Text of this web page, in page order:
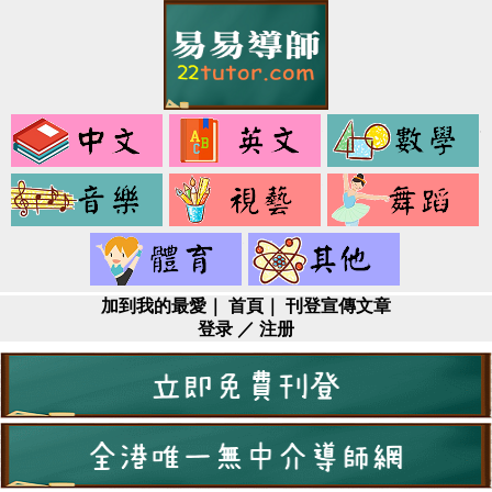
中
文
音
藝
健
身
加到我的最愛 首頁
刊登宣傳文章
登录 ／ 注册